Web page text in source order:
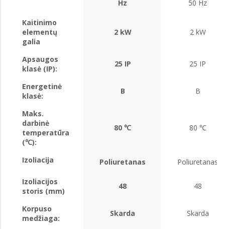
Hz 50 Hz
Kaitinimo
elementų
galia
2 kW 2 kW
Apsaugos
klasė (IP):
25 IP 25 IP
Energetinė
klasė:
B B
Maks.
darbinė
temperatūra
(℃):
80 ℃ 80 ℃
Izoliacija Poliuretanas Poliuretanas
Izoliacijos
storis (mm)
48 48
Korpuso
medžiaga:
Skarda Skarda